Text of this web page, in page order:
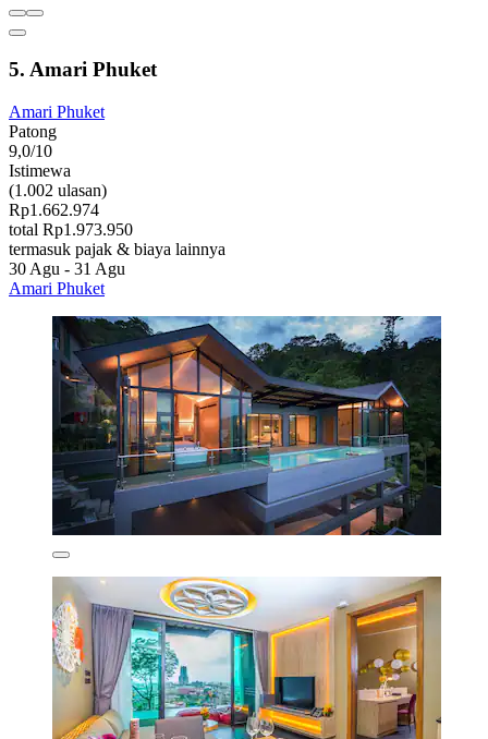
5. Amari Phuket
Amari Phuket
Patong
9,0/10
Istimewa
(1.002 ulasan)
Rp1.662.974
total Rp1.973.950
termasuk pajak & biaya lainnya
30 Agu - 31 Agu
Amari Phuket